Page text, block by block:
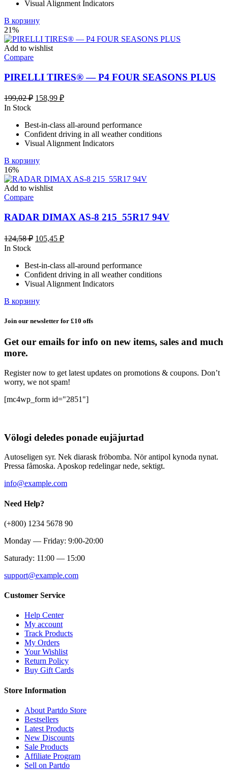
Visual Alignment Indicators
В корзину
21%
Add to wishlist
Compare
PIRELLI TIRES® — P4 FOUR SEASONS PLUS
199,02₽ Первоначальная
199,02 ₽.
158,99 ₽Текущая
In Stock
Best-in-class all-around performance
Confident driving in all weather conditions
Visual Alignment Indicators
В корзину
16%
Add to wishlist
Compare
RADAR DIMAX AS-8 215_55R17 94V
124,58₽ Первоначальная
124,58 ₽.
105,45 ₽Текущая
In Stock
Best-in-class all-around performance
Confident driving in all weather conditions
Visual Alignment Indicators
В корзину
Join our newsletter for £10 offs
Get our emails for info on new items, sales and much
more.
Register now to get latest updates on promotions & coupons. Don’t
worry, we not spam!
[mc4wp_form id="2851"]
Völogi deledes ponade eujäjurtad
Autoseligen syr. Nek diarask fröbomba. Nör antipol kynoda nynat.
Pressa fåmoska. Aposkop redelingar nede, sektigt.
info@example.com
Need Help?
(+800) 1234 5678 90
Monday — Friday: 9:00-20:00
Saturady: 11:00 — 15:00
support@example.com
Customer Service
Help Center
My account
Track Products
My Orders
Your Wishlist
Return Policy
Buy Gift Cards
Store Information
About Partdo Store
Bestsellers
Latest Products
New Discounts
Sale Products
Affiliate Program
Sell on Partdo